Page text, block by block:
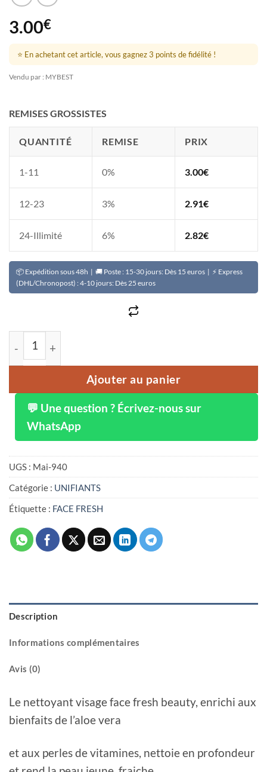
3.00€
⭐ En achetant cet article, vous gagnez 3 points de fidélité !
Vendu par : MYBEST
REMISES GROSSISTES
QUANTITÉ REMISE PRIX
1-11 0% 3.00€
12-23 3% 2.91€
24-Illimité 6% 2.82€
📦 Expédition sous 48h | 🚚 Poste : 15-30 jours: Dès 15 euros | ⚡ Express
(DHL/Chronopost) : 4-10 jours: Dès 25 euros
quantité de Nettoyant beauté pour le visage FACE
Ajouter au panier
💬 Une question ? Écrivez-nous sur
WhatsApp
UGS : Mai-940
Catégorie : UNIFIANTS
Étiquette : FACE FRESH
Description
Informations complémentaires
Avis (0)
Le nettoyant visage face fresh beauty, enrichi aux
bienfaits de l’aloe vera
et aux perles de vitamines, nettoie en profondeur